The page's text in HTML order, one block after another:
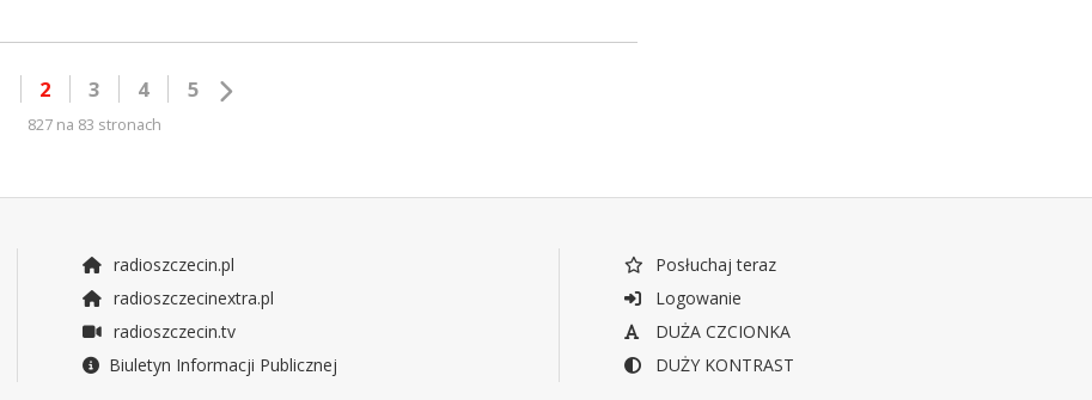
2 3 4 5
827 na 83 stronach
radioszczecin.pl
radioszczecinextra.pl
radioszczecin.tv
Biuletyn Informacji Publicznej
Posłuchaj teraz
Logowanie
DUŻA CZCIONKA
DUŻY KONTRAST